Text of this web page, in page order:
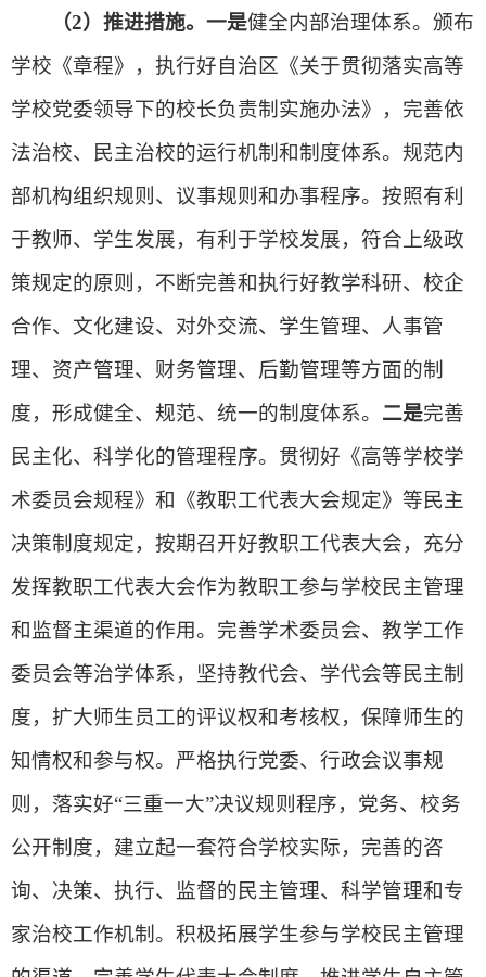
（2）推进措施。一是健全内部治理体系。颁布
学校《章程》，执行好自治区《关于贯彻落实高等
学校党委领导下的校长负责制实施办法》，完善依
法治校、民主治校的运行机制和制度体系。规范内
部机构组织规则、议事规则和办事程序。按照有利
于教师、学生发展，有利于学校发展，符合上级政
策规定的原则，不断完善和执行好教学科研、校企
合作、文化建设、对外交流、学生管理、人事管
理、资产管理、财务管理、后勤管理等方面的制
度，形成健全、规范、统一的制度体系。 二是完善
民主化、科学化的管理程序。贯彻好《高等学校学
术委员会规程》和《教职工代表大会规定》等民主
决策制度规定，按期召开好教职工代表大会，充分
发挥教职工代表大会作为教职工参与学校民主管理
和监督主渠道的作用。完善学术委员会、教学工作
委员会等治学体系，坚持教代会、学代会等民主制
度，扩大师生员工的评议权和考核权，保障师生的
知情权和参与权。严格执行党委、行政会议事规
则，落实好“三重一大”决议规则程序，党务、校务
公开制度，建立起一套符合学校实际，完善的咨
询、决策、执行、监督的民主管理、科学管理和专
家治校工作机制。积极拓展学生参与学校民主管理